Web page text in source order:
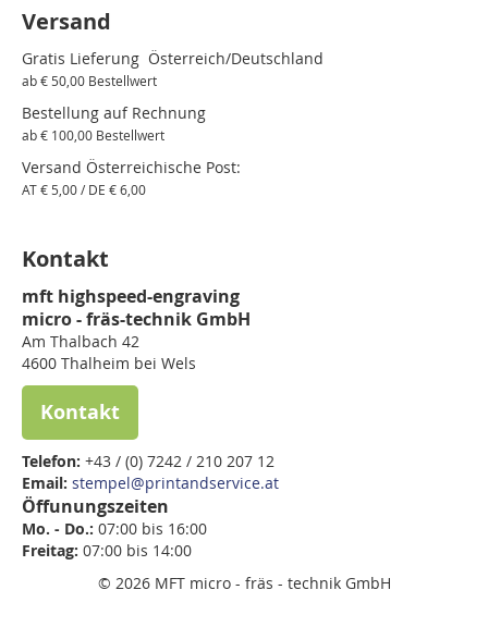
Versand
Gratis Lieferung Österreich/Deutschland
ab € 50,00 Bestellwert
Bestellung auf Rechnung
ab € 100,00 Bestellwert
Versand Österreichische Post:
AT € 5,00 / DE € 6,00
Kontakt
mft highspeed-engraving
micro - fräs-technik GmbH
Am Thalbach 42
4600 Thalheim bei Wels
Kontakt
Telefon: +43 / (0) 7242 / 210 207 12
Email: stempel@printandservice.at
Öffunungszeiten
Mo. - Do.: 07:00 bis 16:00
Freitag: 07:00 bis 14:00
© 2026 MFT micro - fräs - technik GmbH